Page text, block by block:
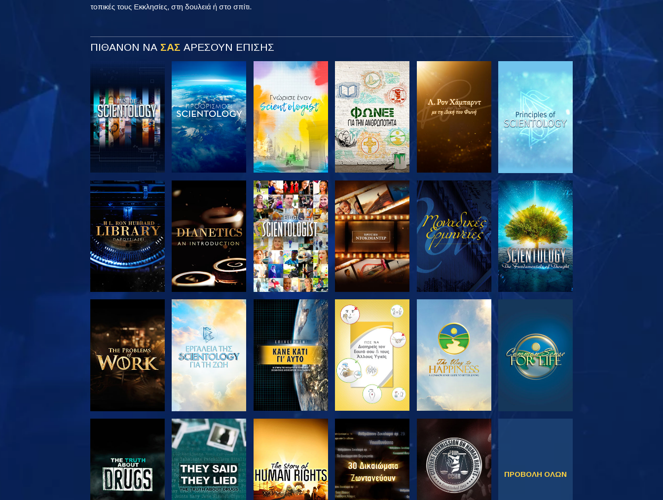
τοπικές τους Εκκλησίες, στη δουλειά ή στο σπίτι.
ΠΙΘΑΝΟΝ ΝΑ ΣΑΣ ΑΡΕΣΟΥΝ ΕΠΙΣΗΣ
ΕΞΕΡΕΥΝΗΣΤΕ ΤΗ
ΣΕΙΡΑ
ΕΞΕΡΕΥΝΗΣΤΕ ΤΗ
ΣΕΙΡΑ
ΕΞΕΡΕΥΝΗΣΤΕ ΤΗ
ΣΕΙΡΑ
ΕΞΕΡΕΥΝΗΣΤΕ ΤΗ
ΣΕΙΡΑ
ΕΞΕΡΕΥΝΗΣΤΕ ΤΗ
ΣΕΙΡΑ
ΠΑΡΑΚΟΛΟΥΘΗΣΤΕ
ΕΞΕΡΕΥΝΗΣΤΕ ΤΗ
ΣΕΙΡΑ
ΠΑΡΑΚΟΛΟΥΘΗΣΤΕ
ΕΞΕΡΕΥΝΗΣΤΕ ΤΗ
ΣΕΙΡΑ
ΕΞΕΡΕΥΝΗΣΤΕ ΤΗ
ΣΕΙΡΑ
ΕΞΕΡΕΥΝΗΣΤΕ ΤΗ
ΣΕΙΡΑ
ΠΑΡΑΚΟΛΟΥΘΗΣΤΕ ΠΑΡΑΚΟΛΟΥΘΗΣΤΕ ΠΑΡΑΚΟΛΟΥΘΗΣΤΕ ΠΑΡΑΚΟΛΟΥΘΗΣΤΕ
ΠΡΟΒΟΛΗ ΟΛΩΝ